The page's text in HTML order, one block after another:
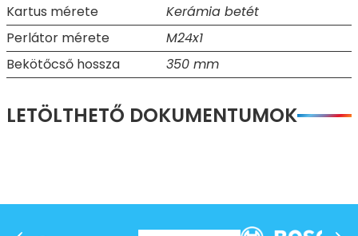
Kartus mérete
Kerámia betét
Perlátor mérete
M24x1
Bekötőcső hossza
350 mm
LETÖLTHETŐ DOKUMENTUMOK